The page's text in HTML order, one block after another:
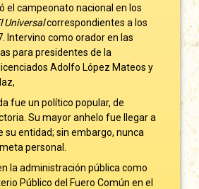
el campeonato nacional en los
Universalcorrespondientes a los
Intervino como orador en las
para presidentes de la
Adolfo López Mateos y
fue un político popular, de
Su mayor anhelo fue llegar a
su entidad; sin embargo, nunca
personal.
la administración pública como
Público del Fuero Común en el